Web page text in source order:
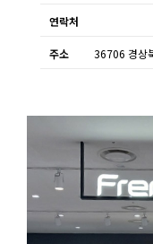
연락처
주소 36706 경상